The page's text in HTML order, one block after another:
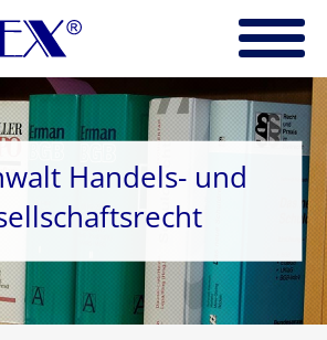
Handels- und